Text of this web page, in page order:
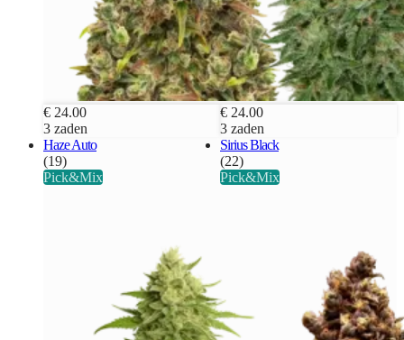
€ 24.00
3 zaden
€ 24.00
3 zaden
Haze Auto
(19)
Pick&Mix
Sirius Black
(22)
Pick&Mix